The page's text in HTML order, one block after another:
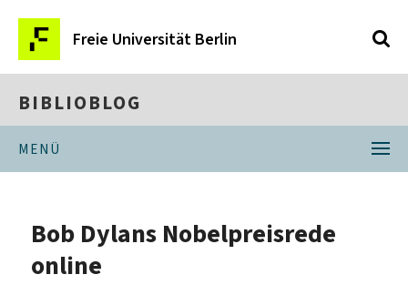
Freie Universität Berlin
BIBLIOBLOG
MENÜ
Bob Dylans Nobelpreisrede
online